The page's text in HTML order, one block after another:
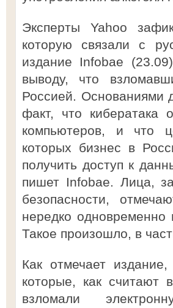
Эксперты Yahoo
которую связали с
издание Infobae
выводу, что
Россией. Основаниями
факт, что кибератака
компьютеров, и что
которых бизнес в
получить доступ к
пишет Infobae. Лица,
безопасности,
нередко одновременно
Такое произошло, в
Как отмечает
которые, как считают
взломали